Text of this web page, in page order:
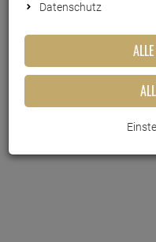
Simplicol
Opal-Petrol
Artikel-Nummer:10013836
Datenschutz